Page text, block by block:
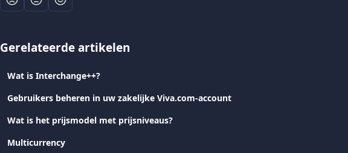
Gerelateerde artikelen
Wat is Interchange++?
Gebruikers beheren in uw zakelijke Viva.com-account
Wat is het prijsmodel met prijsniveaus?
Multicurrency